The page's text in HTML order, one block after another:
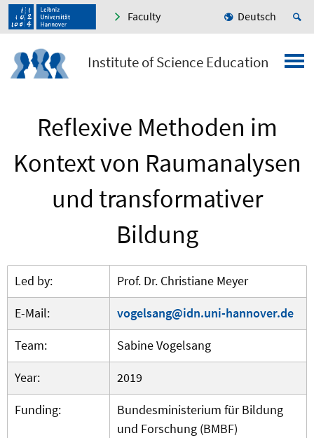
Faculty Deutsch
Institute of Science Education
Reflexive Methoden im
Kontext von Raumanalysen
und transformativer
Bildung
Led by:
Prof. Dr. Christiane Meyer
E-Mail:
vogelsang@idn.uni-hannover.de
Team:
Sabine Vogelsang
Year:
2019
Funding:
Bundesministerium für Bildung
und Forschung (BMBF)